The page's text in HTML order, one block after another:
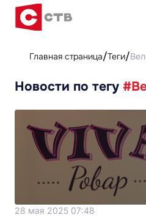
Главная страница Теги
Новости по тегу
28 мая 2025 07:48